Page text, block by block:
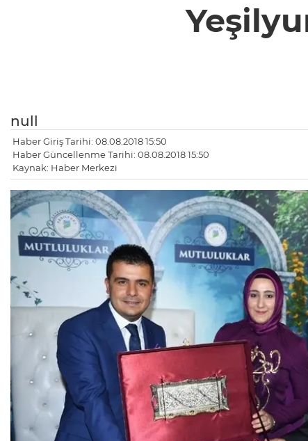
null
Haber Giriş Tarihi: 08.08.2018 15:50
Haber Güncellenme Tarihi: 08.08.2018 15:50
Kaynak: Haber Merkezi